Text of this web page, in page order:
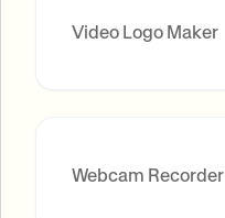
Video Logo Maker
Webcam Recorder